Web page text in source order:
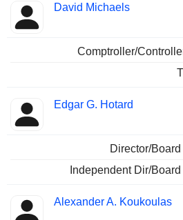
David Michaels
Comptroller/
Edgar G. Hotard
Director/
Independent Dir/
Alexander A. Koukoulas